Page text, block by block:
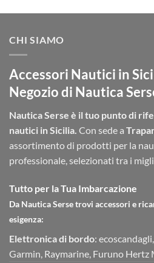
CHI SIAMO
Accessori Nautici in
Negozio di Nautica
Nautica Serse è il tuo punto di
nautici in Sicilia. Con sede a
assortimento di prodotti per la
professionale, selezionati tra i
Tutto per la Tua Imbarcazione
Da Nautica Serse trovi accessori e
esigenza:
Elettronica di bordo:
Garmin, Raymarine, Furuno Hertz